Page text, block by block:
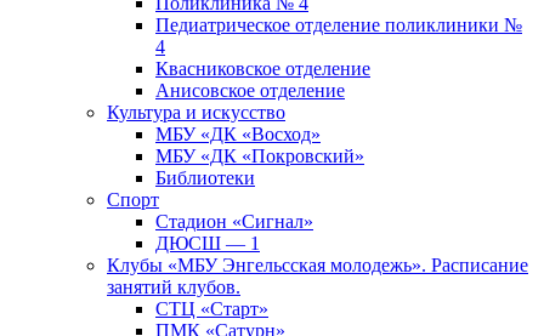
Педиатрическое отделение поликлиники №
4
Квасниковское отделение
Анисовское отделение
Культура и искусство
МБУ «ДК «Восход»
МБУ «ДК «Покровский»
Библиотеки
Спорт
Стадион «Сигнал»
ДЮСШ — 1
Клубы «МБУ Энгельсская молодежь». Расписание
занятий клубов.
СТЦ «Старт»
ПМК «Сатурн»